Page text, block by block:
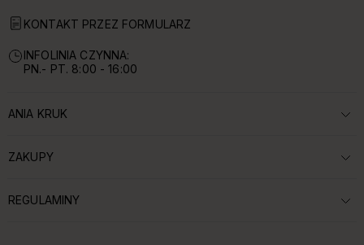
KONTAKT PRZEZ FORMULARZ
INFOLINIA CZYNNA:
PN.- PT. 8:00 - 16:00
ROZWIŃ SEKCJĘ:
ANIA KRUK
ROZWIŃ SEKCJĘ:
ZAKUPY
ROZWIŃ SEKCJĘ:
REGULAMINY